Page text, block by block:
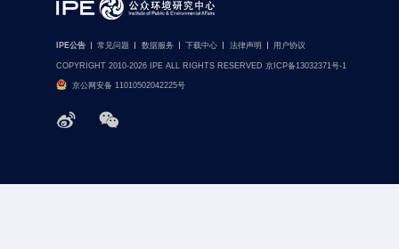
IPE公告 常见问题 数据服务 下载中心 法律声明 用户协议
COPYRIGHT 2010-2026 IPE ALL RIGHTS RESERVED 京ICP备13032371号-1
京公网安备 11010502042225号